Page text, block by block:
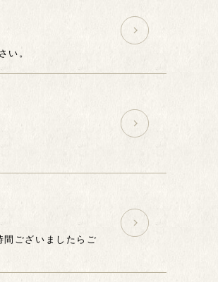
。
ございましたらご